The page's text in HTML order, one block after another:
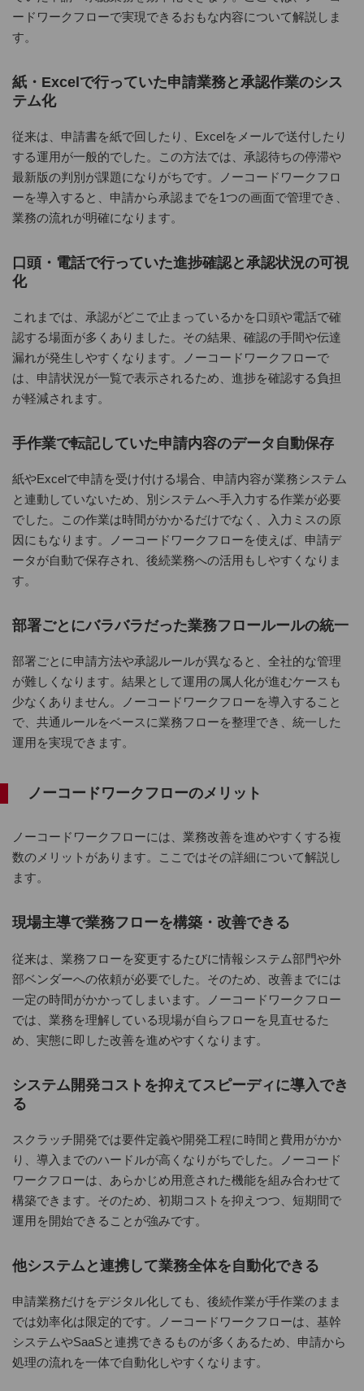
ードワークフローで実現できるおもな内容について解説しま
す。
紙・Excelで行っていた申請業務と承認作業のシス
テム化
従来は、申請書を紙で回したり、Excelをメールで送付したり
する運用が一般的でした。この方法では、承認待ちの停滞や
最新版の判別が課題になりがちです。ノーコードワークフロ
ーを導入すると、申請から承認までを1つの画面で管理でき、
業務の流れが明確になります。
口頭・電話で行っていた進捗確認と承認状況の可視
化
これまでは、承認がどこで止まっているかを口頭や電話で確
認する場面が多くありました。その結果、確認の手間や伝達
漏れが発生しやすくなります。ノーコードワークフローで
は、申請状況が一覧で表示されるため、進捗を確認する負担
が軽減されます。
手作業で転記していた申請内容のデータ自動保存
紙やExcelで申請を受け付ける場合、申請内容が業務システム
と連動していないため、別システムへ手入力する作業が必要
でした。この作業は時間がかかるだけでなく、入力ミスの原
因にもなります。ノーコードワークフローを使えば、申請デ
ータが自動で保存され、後続業務への活用もしやすくなりま
す。
部署ごとにバラバラだった業務フロールールの統一
部署ごとに申請方法や承認ルールが異なると、全社的な管理
が難しくなります。結果として運用の属人化が進むケースも
少なくありません。ノーコードワークフローを導入すること
で、共通ルールをベースに業務フローを整理でき、統一した
運用を実現できます。
ノーコードワークフローのメリット
ノーコードワークフローには、業務改善を進めやすくする複
数のメリットがあります。ここではその詳細について解説し
ます。
現場主導で業務フローを構築・改善できる
従来は、業務フローを変更するたびに情報システム部門や外
部ベンダーへの依頼が必要でした。そのため、改善までには
一定の時間がかかってしまいます。ノーコードワークフロー
では、業務を理解している現場が自らフローを見直せるた
め、実態に即した改善を進めやすくなります。
システム開発コストを抑えてスピーディに導入でき
る
スクラッチ開発では要件定義や開発工程に時間と費用がかか
り、導入までのハードルが高くなりがちでした。ノーコード
ワークフローは、あらかじめ用意された機能を組み合わせて
構築できます。そのため、初期コストを抑えつつ、短期間で
運用を開始できることが強みです。
他システムと連携して業務全体を自動化できる
申請業務だけをデジタル化しても、後続作業が手作業のまま
では効率化は限定的です。ノーコードワークフローは、基幹
システムやSaaSと連携できるものが多くあるため、申請から
処理の流れを一体で自動化しやすくなります。